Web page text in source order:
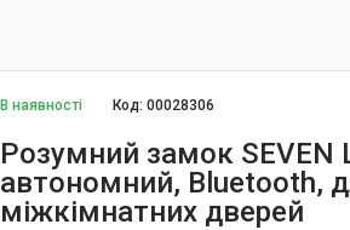
В наявності Код:00028306
Розумний замок SEVEN
автономний, Bluetooth,
міжкімнатних дверей